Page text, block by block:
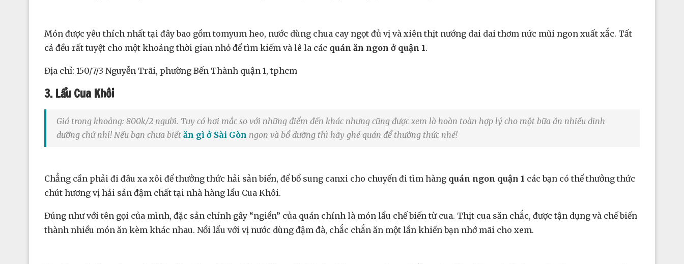
Món được yêu thích nhất tại đây bao gồm tomyum heo, nước dùng chua cay ngọt đủ vị và xiên thịt nướng dai dai thơm nức mũi ngon xuất xắc. Tất
cả đều rất tuyệt cho một khoảng thời gian nhỏ để tìm kiếm và lê la các quán ăn ngon ở quận 1.
Địa chỉ: 150/7/3 Nguyễn Trãi, phường Bến Thành quận 1, tphcm
3. Lẩu Cua Khôi
Giá trong khoảng: 800k/2 người. Tuy có hơi mắc so với những điểm đến khác nhưng cũng được xem là hoàn toàn hợp lý cho một bữa ăn nhiều dinh
dưỡng chứ nhỉ! Nếu bạn chưa biết ăn gì ở Sài Gòn ngon và bổ dưỡng thì hãy ghé quán để thưởng thức nhé!
Chẳng cần phải đi đâu xa xôi để thưởng thức hải sản biển, để bổ sung canxi cho chuyến đi tìm hàng quán ngon quận 1 các bạn có thể thưởng thức
chút hương vị hải sản đậm chất tại nhà hàng lẩu Cua Khôi.
Đúng như với tên gọi của mình, đặc sản chính gây “ngiền” của quán chính là món lẩu chế biến từ cua. Thịt cua săn chắc, được tận dụng và chế biến
thành nhiều món ăn kèm khác nhau. Nồi lẩu với vị nước dùng đậm đà, chắc chắn ăn một lần khiến bạn nhớ mãi cho xem.